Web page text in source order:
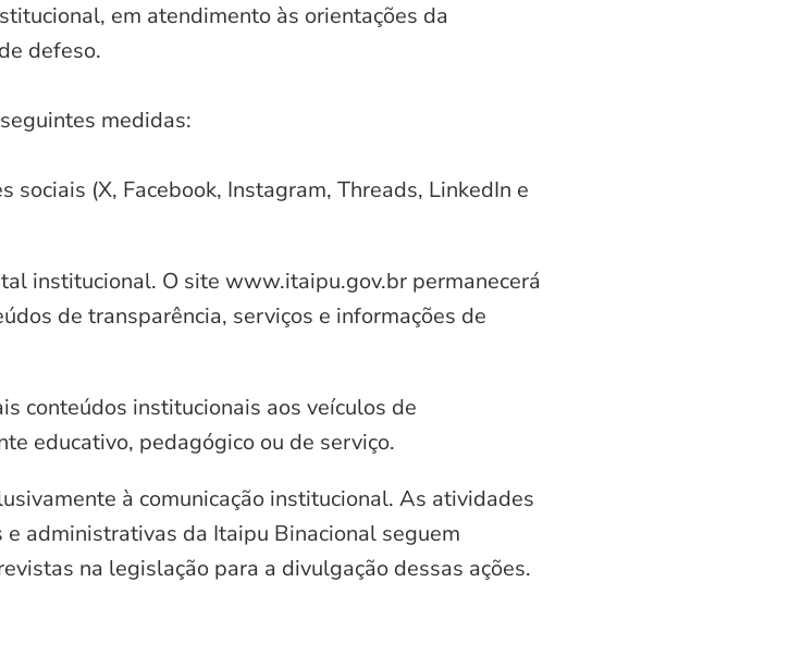
em atendimento às orientações da
defeso.
medidas:
sociais (X, Facebook, Instagram, Threads, LinkedIn e
institucional. O site www.itaipu.gov.br permanecerá
de transparência, serviços e informações de
conteúdos institucionais aos veículos de
educativo, pedagógico ou de serviço.
à comunicação institucional. As atividades
administrativas da Itaipu Binacional seguem
na legislação para a divulgação dessas ações.